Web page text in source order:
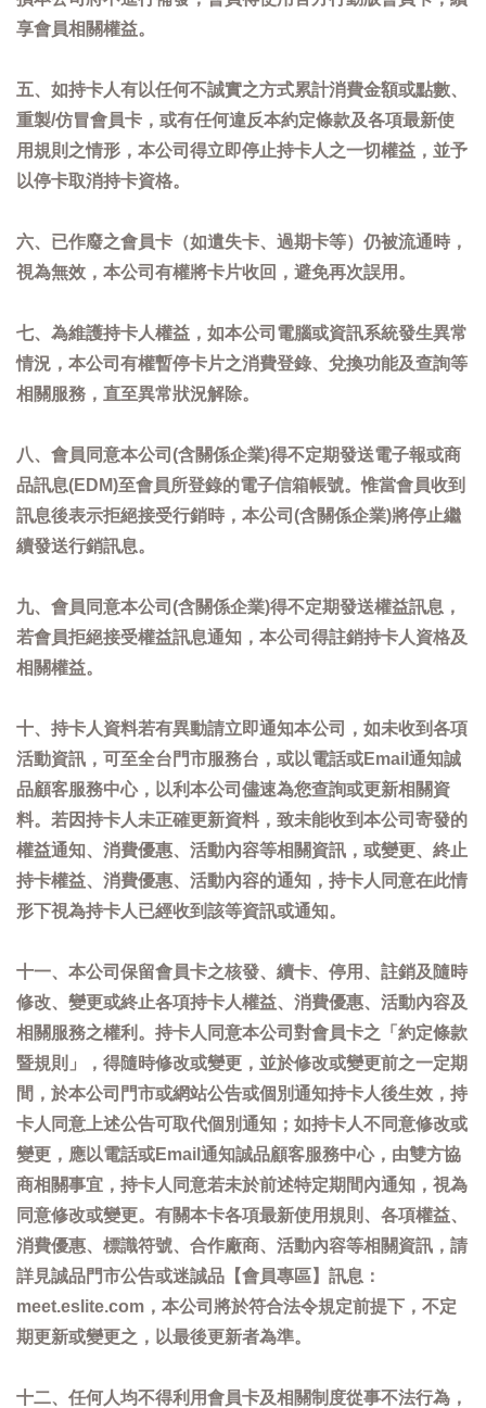
享會員相關權益。
五、如持卡人有以任何不誠實之方式累計消費金額或點數、
重製/仿冒會員卡，或有任何違反本約定條款及各項最新使
用規則之情形，本公司得立即停止持卡人之一切權益，並予
以停卡取消持卡資格。
六、已作廢之會員卡（如遺失卡、過期卡等）仍被流通時，
視為無效，本公司有權將卡片收回，避免再次誤用。
七、為維護持卡人權益，如本公司電腦或資訊系統發生異常
情況，本公司有權暫停卡片之消費登錄、兌換功能及查詢等
相關服務，直至異常狀況解除。
八、會員同意本公司(含關係企業)得不定期發送電子報或商
品訊息(EDM)至會員所登錄的電子信箱帳號。惟當會員收到
訊息後表示拒絕接受行銷時，本公司(含關係企業)將停止繼
續發送行銷訊息。
九、會員同意本公司(含關係企業)得不定期發送權益訊息，
若會員拒絕接受權益訊息通知，本公司得註銷持卡人資格及
相關權益。
十、持卡人資料若有異動請立即通知本公司，如未收到各項
活動資訊，可至全台門市服務台，或以電話或Email通知誠
品顧客服務中心，以利本公司儘速為您查詢或更新相關資
料。若因持卡人未正確更新資料，致未能收到本公司寄發的
權益通知、消費優惠、活動內容等相關資訊，或變更、終止
持卡權益、消費優惠、活動內容的通知，持卡人同意在此情
形下視為持卡人已經收到該等資訊或通知。
十一、本公司保留會員卡之核發、續卡、停用、註銷及隨時
修改、變更或終止各項持卡人權益、消費優惠、活動內容及
相關服務之權利。持卡人同意本公司對會員卡之「約定條款
暨規則」，得隨時修改或變更，並於修改或變更前之一定期
間，於本公司門市或網站公告或個別通知持卡人後生效，持
卡人同意上述公告可取代個別通知；如持卡人不同意修改或
變更，應以電話或Email通知誠品顧客服務中心，由雙方協
商相關事宜，持卡人同意若未於前述特定期間內通知，視為
同意修改或變更。有關本卡各項最新使用規則、各項權益、
消費優惠、標識符號、合作廠商、活動內容等相關資訊，請
詳見誠品門市公告或迷誠品【會員專區】訊息：
meet.eslite.com，本公司將於符合法令規定前提下，不定
期更新或變更之，以最後更新者為準。
十二、任何人均不得利用會員卡及相關制度從事不法行為，